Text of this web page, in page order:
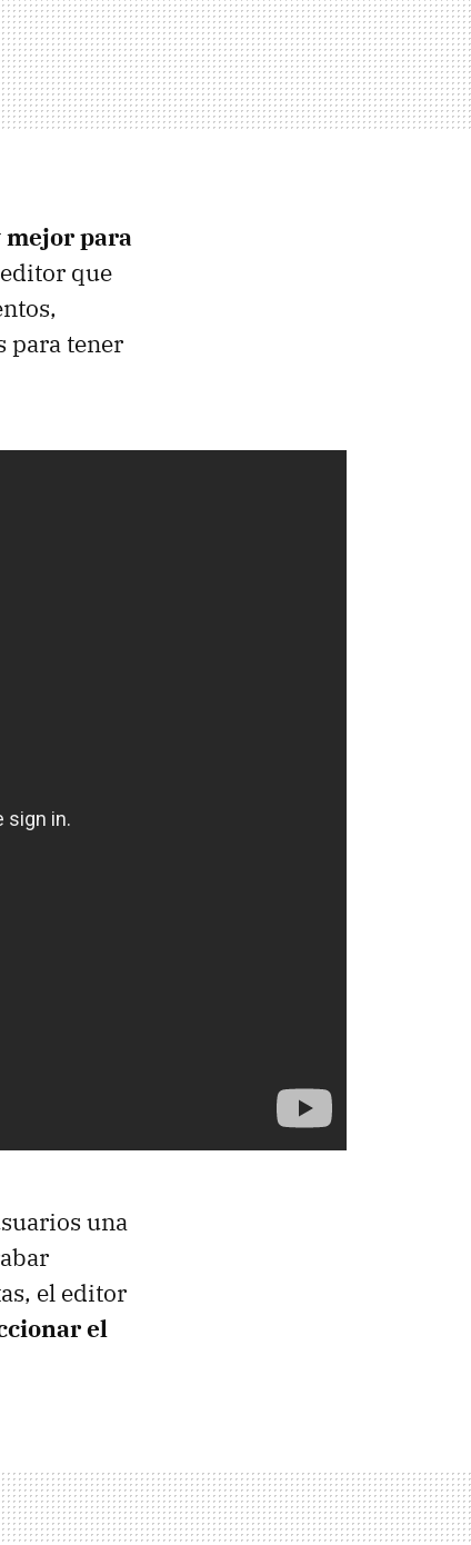
para
que
para tener
una
el editor
el